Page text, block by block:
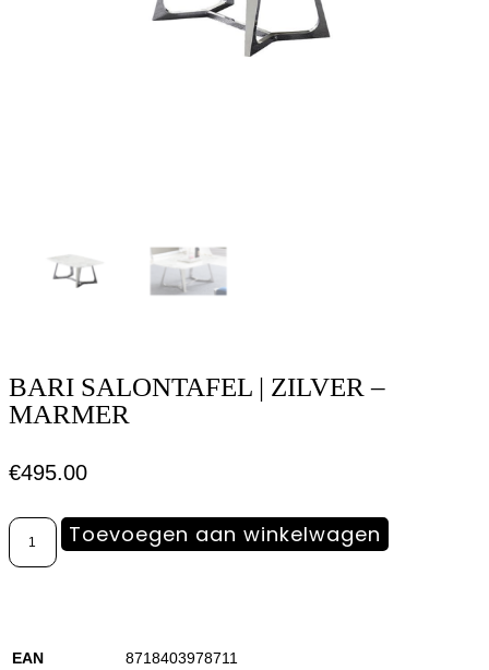
BARI SALONTAFEL | ZILVER –
MARMER
€495.00
Toevoegen aan winkelwagen
EAN
8718403978711